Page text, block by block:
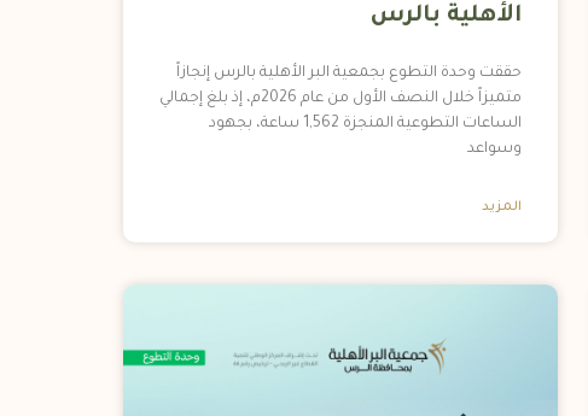
الأهلية بالرس
حققت وحدة التطوع بجمعية البر الأهلية بالرس إنجازاً
متميزاً خلال النصف الأول من عام 2026م، إذ بلغ إجمالي
الساعات التطوعية المنجزة 1,562 ساعة، بجهود
وسواعد
المزيد